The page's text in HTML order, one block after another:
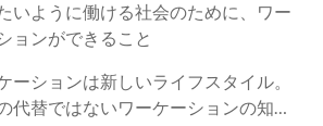
いように働ける社会のために、ワー
ョンができること
ーションは新しいライフスタイル。
代替ではないワーケーションの知ら